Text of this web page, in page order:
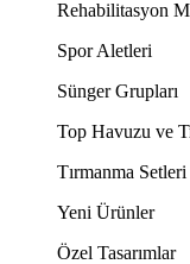
Rehabilitasyon
Spor Aletleri
Sünger Grupları
Top Havuzu ve
Tırmanma Setleri
Yeni Ürünler
Özel Tasarımlar